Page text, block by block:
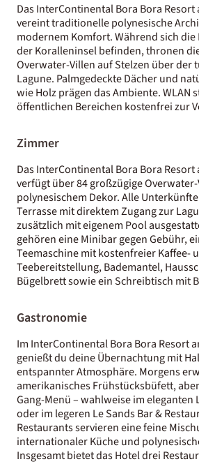
Das InterContinental Bora Bora Resort
vereint traditionelle polynesische
modernem Komfort. Während sich
der Koralleninsel befinden, thronen
Overwater-Villen auf Stelzen über der
Lagune. Palmgedeckte Dächer und
wie Holz prägen das Ambiente. WLAN
öffentlichen Bereichen kostenfrei zur
Zimmer
Das InterContinental Bora Bora Resort
verfügt über 84 großzügige
polynesischem Dekor. Alle
Terrasse mit direktem Zugang zur
zusätzlich mit eigenem Pool
gehören eine Minibar gegen Gebühr,
Teemaschine mit kostenfreier Kaffee-
Teebereitstellung, Bademantel,
Bügelbrett sowie ein Schreibtisch mit
Gastronomie
Im InterContinental Bora Bora Resort
genießt du deine Übernachtung mit
entspannter Atmosphäre. Morgens
amerikanisches Frühstücksbüfett,
Gang-Menü – wahlweise im eleganten
oder im legeren Le Sands Bar &
Restaurants servieren eine feine
internationaler Küche und
Insgesamt bietet das Hotel drei